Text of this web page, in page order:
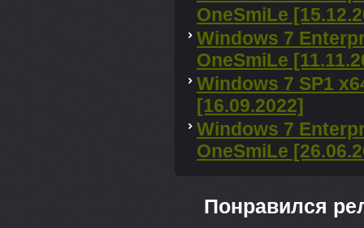
OneSmiLe
Windows 7
OneSmiLe
Windows 7 SP1
[16.09.2022]
Windows 7
OneSmiLe
Понравился